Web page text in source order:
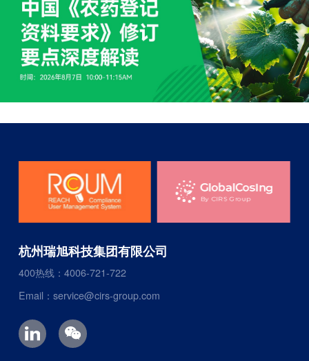
杭州瑞旭科技集团有限公司
400热线：4006-721-722
Email：service@cirs-group.com